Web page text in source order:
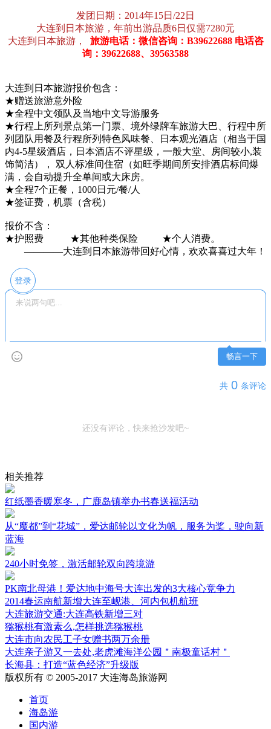
发团日期：2014年15日/22日
大连到日本旅游，年前出游品质6日仅需7280元
大连到日本旅游，
旅游电话：微信咨询：B39622688 电话咨
询：39622688、39563588
大连到日本旅游报价包含：
★赠送旅游意外险
★全程中文领队及当地中文导游服务
★行程上所列景点第一门票、境外绿牌车旅游大巴、行程中所
列团队用餐及行程所列特色风味餐、日本观光酒店（相当于国
内4-5星级酒店，日本酒店不评星级，一般大堂、房间较小,装
饰简洁）， 双人标准间住宿（如旺季期间所安排酒店标间爆
满，会自动提升全单间或大床房。
★全程7个正餐，1000日元/餐/人
★签证费，机票（含税）
报价不含：
★护照费 ★其他种类保险 ★个人消费。
————大连到日本旅游带回好心情，欢欢喜喜过大年！
登录
畅言一下
共 0 条评论
还没有评论，快来抢沙发吧~
相关推荐
红纸墨香暖寒冬，广鹿岛镇举办书春送福活动
从“魔都”到“花城”，爱达邮轮以文化为帆，服务为桨，驶向新
蓝海
240小时免签，激活邮轮双向跨境游
PK南北母港！爱达地中海号大连出发的3大核心竞争力
2014春运南航新增大连至岘港、河内包机航班
大连旅游交通:大连高铁新增三对
猕猴桃有激素么,怎样挑选猕猴桃
大连市向农民工子女赠书两万余册
大连亲子游又一去处,老虎滩海洋公园＂南极童话村＂
长海县：打造“蓝色经济”升级版
版权所有 © 2005-2017 大连海岛旅游网
首页
海岛游
国内游